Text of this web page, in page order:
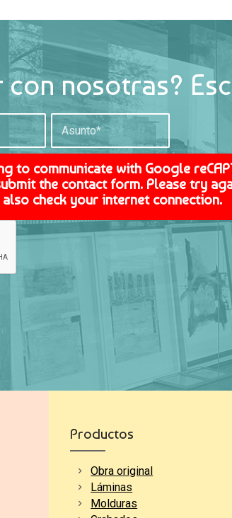
nosotras?
communicate with Google
the contact form. Please try
check your internet connection.
Productos
Obra original
Láminas
Molduras